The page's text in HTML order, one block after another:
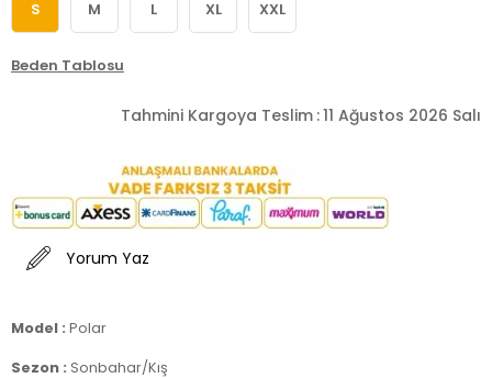
S M L XL XXL
Beden Tablosu
Tahmini Kargoya Teslim :11 Ağustos 2026 Salı
Yorum Yaz
Model : Polar
Sezon : Sonbahar/Kış